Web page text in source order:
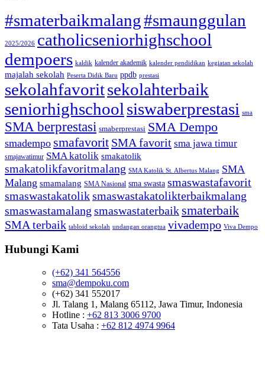
#smaterbaikmalang#smaunggulan
2025/2026 catholicseniorhighschool
dempoers kaldik kalender akademik kalender pendidikan kegiatan sekolah
majalah sekolah Peserta Didik Baru ppdb prestasi
sekolahfavoritsekolahterbaik
seniorhighschool siswaberprestasi sma
SMA berprestasi smaberprestasi SMA Dempo
smadempo smafavorit SMA favorit sma jawa timur
smajawatimur SMA katolik smakatolik
smakatolikfavoritmalang SMA Katolik St. Albertus Malang SMA
Malang smamalang SMA Nasional sma swasta smaswastafavorit
smaswastakatoliksmaswastakatolikterbaikmalang
smaswastamalang smaswastaterbaik smaterbaik
SMA terbaik tabloid sekolah undangan orangtua vivadempo Viva Dempo
Hubungi Kami
(+62) 341 564556
sma@dempoku.com
(+62) 341 552017
Jl. Talang 1, Malang 65112, Jawa Timur, Indonesia
Hotline : +62 813 3006 9700
Tata Usaha : +62 812 4974 9964